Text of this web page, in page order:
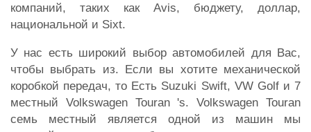
компаний, таких как Avis, бюджету, доллар,
национальной и Sixt.
У нас есть широкий выбор автомобилей для Вас,
чтобы выбрать из. Если вы хотите механической
коробкой передач, то Есть Suzuki Swift, VW Golf и 7
местный Volkswagen Touran 's. Volkswagen Touran
семь местный является одной из машин мы